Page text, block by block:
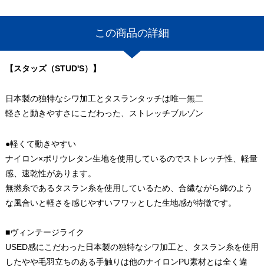
この商品の詳細
【スタッズ（STUD'S）】
日本製の独特なシワ加工とタスランタッチは唯一無二
軽さと動きやすさにこだわった、ストレッチブルゾン
●軽くて動きやすい
ナイロン×ポリウレタン生地を使用しているのでストレッチ性、軽量
感、速乾性があります。
無撚糸であるタスラン糸を使用しているため、合繊ながら綿のよう
な風合いと軽さを感じやすいフワッとした生地感が特徴です。
■ヴィンテージライク
USED感にこだわった日本製の独特なシワ加工と、タスラン糸を使用
したやや毛羽立ちのある手触りは他のナイロンPU素材とは全く違